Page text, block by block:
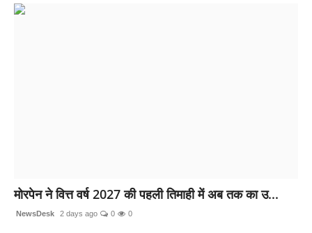
मोरपेन ने वित्त वर्ष 2027 की पहली तिमाही में अब तक का उ...
NewsDesk 2 days ago 0 0